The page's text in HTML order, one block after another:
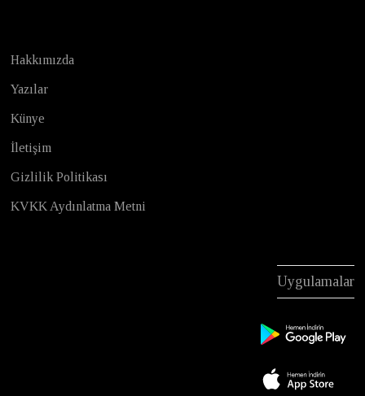
Hakkımızda
Yazılar
Künye
İletişim
Gizlilik Politikası
KVKK Aydınlatma Metni
Uygulamalar